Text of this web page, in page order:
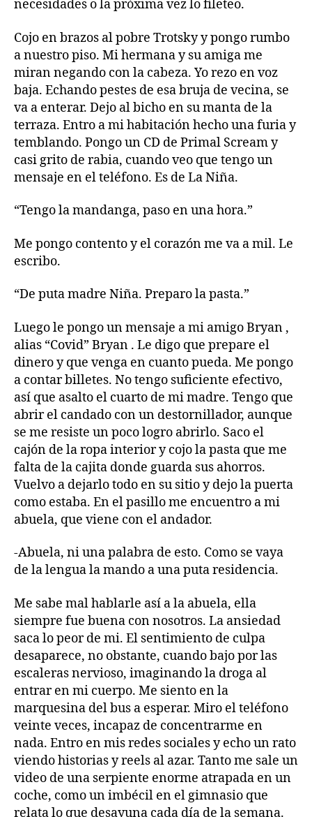
necesidades o la próxima vez lo fileteo.
Cojo en brazos al pobre Trotsky y pongo rumbo
a nuestro piso. Mi hermana y su amiga me
miran negando con la cabeza. Yo rezo en voz
baja. Echando pestes de esa bruja de vecina, se
va a enterar. Dejo al bicho en su manta de la
terraza. Entro a mi habitación hecho una furia y
temblando. Pongo un CD de Primal Scream y
casi grito de rabia, cuando veo que tengo un
mensaje en el teléfono. Es de La Niña.
“Tengo la mandanga, paso en una hora.”
Me pongo contento y el corazón me va a mil. Le
escribo.
“De puta madre Niña. Preparo la pasta.”
Luego le pongo un mensaje a mi amigo Bryan ,
alias “Covid” Bryan . Le digo que prepare el
dinero y que venga en cuanto pueda. Me pongo
a contar billetes. No tengo suficiente efectivo,
así que asalto el cuarto de mi madre. Tengo que
abrir el candado con un destornillador, aunque
se me resiste un poco logro abrirlo. Saco el
cajón de la ropa interior y cojo la pasta que me
falta de la cajita donde guarda sus ahorros.
Vuelvo a dejarlo todo en su sitio y dejo la puerta
como estaba. En el pasillo me encuentro a mi
abuela, que viene con el andador.
-Abuela, ni una palabra de esto. Como se vaya
de la lengua la mando a una puta residencia.
Me sabe mal hablarle así a la abuela, ella
siempre fue buena con nosotros. La ansiedad
saca lo peor de mi. El sentimiento de culpa
desaparece, no obstante, cuando bajo por las
escaleras nervioso, imaginando la droga al
entrar en mi cuerpo. Me siento en la
marquesina del bus a esperar. Miro el teléfono
veinte veces, incapaz de concentrarme en
nada. Entro en mis redes sociales y echo un rato
viendo historias y reels al azar. Tanto me sale un
video de una serpiente enorme atrapada en un
coche, como un imbécil en el gimnasio que
relata lo que desayuna cada día de la semana.